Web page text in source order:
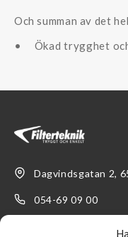
Och summan av det
Ökad trygghet
Dagvindsgatan 2,
054-69 09 00